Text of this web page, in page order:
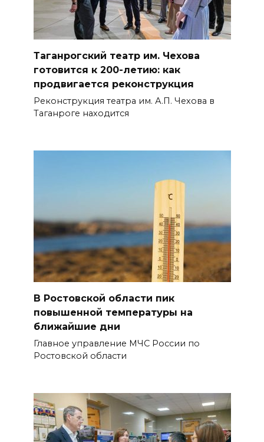
Таганрогский театр им. Чехова
готовится к 200-летию: как
продвигается реконструкция
Реконструкция театра им. А.П. Чехова в
Таганроге находится
В Ростовской области пик
повышенной температуры на
ближайшие дни
Главное управление МЧС России по
Ростовской области